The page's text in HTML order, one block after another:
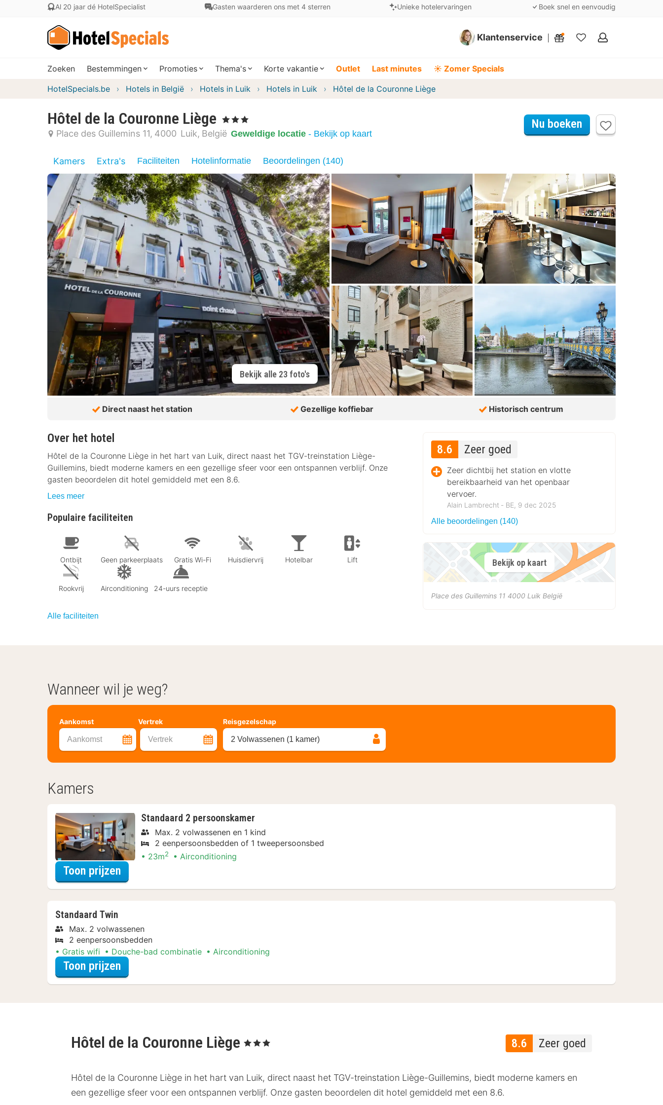
Al 20 jaar dé HotelSpecialist Gasten waarderen ons met 4 sterren Unieke hotelervaringen Boek snel en eenvoudig
Klantenservice
Mijn
Zoeken Bestemmingen Promoties Thema's Korte vakantie Outlet Last minutes ☀️ Zomer Specials
HotelSpecials.be Hotels in België Hotels in Luik Hotels in Luik Hôtel de la Couronne Liège
Hôtel de la Couronne Liège , 3 Sterren
Place des Guillemins 11 4000 Luik België Geweldige locatie - Bekijk op kaart
Nu boeken
Kamers Extra's Faciliteiten Hotelinformatie Beoordelingen (140)
Bekijk alle 23 foto's
Direct naast het station Gezellige koffiebar Historisch centrum
Over het hotel
Hôtel de la Couronne Liège in het hart van Luik, direct naast het TGV-treinstation Liège-
Guillemins, biedt moderne kamers en een gezellige sfeer voor een ontspannen verblijf. Onze
gasten beoordelen dit hotel gemiddeld met een 8.6.
Lees meer
Populaire faciliteiten
Ontbijt Geen parkeerplaats Gratis Wi-Fi Huisdiervrij Hotelbar Lift
Rookvrij Airconditioning 24-uurs receptie
Alle faciliteiten
8.6 Zeer goed
Zeer dichtbij het station en vlotte
bereikbaarheid van het openbaar
vervoer.
Alain Lambrecht ‐ BE, 9 dec 2025
Alle beoordelingen (140)
Bekijk op kaart
Place des Guillemins 11 4000 Luik België
Wanneer wil je weg?
Aankomst Vertrek
Aankomst Vertrek
Reisgezelschap
2 Volwassenen (1 kamer)
Kamers
Standaard 2 persoonskamer
Max. 2 volwassenen en 1 kind
2 eenpersoonsbedden of 1 tweepersoonsbed
23m2 Airconditioning
Toon prijzen
Standaard Twin
Max. 2 volwassenen
2 eenpersoonsbedden
Gratis wifi
Douche-bad combinatie Airconditioning
Toon prijzen
8.6 Zeer goed
Hôtel de la Couronne Liège , 3 Sterren
Hôtel de la Couronne Liège in het hart van Luik, direct naast het TGV-treinstation Liège-Guillemins, biedt moderne kamers en
een gezellige sfeer voor een ontspannen verblijf. Onze gasten beoordelen dit hotel gemiddeld met een 8.6.